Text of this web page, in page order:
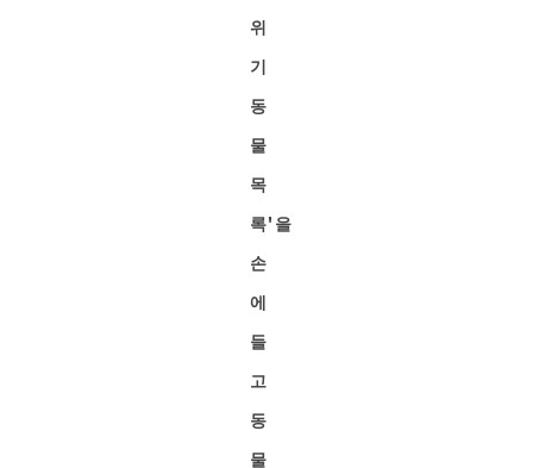
위
기
동
물
목
록'을
손
에
들
고
동
물